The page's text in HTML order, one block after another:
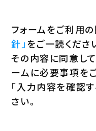
フォームをご利用
針」をご一読くださ
その内容に同意し
ームに必要事項を
「入力内容を確認す
さい。